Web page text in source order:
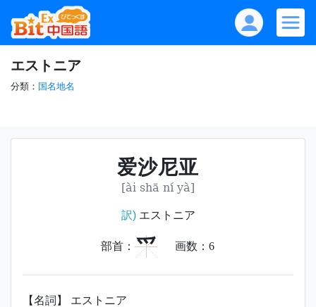
エストニア
分類： 国名地名
爱沙尼亚
[ài shā ní yà]
訳)エストニア
部首： 爫 画数： 6
【名詞】 エストニア